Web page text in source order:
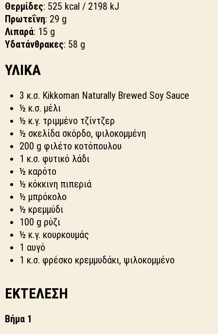
Θερμίδες: 525 kcal / 2198 kJ
Πρωτεΐνη: 29 g
Λιπαρά: 15 g
Υδατάνθρακες: 58 g
ΥΛΙΚΑ
3 κ.σ. Kikkoman Naturally Brewed Soy Sauce
½ κ.σ. μέλι
½ κ.γ. τριμμένο τζίντζερ
½ σκελίδα σκόρδο, ψιλοκομμένη
200 g φιλέτο κοτόπουλου
1 κ.σ. φυτικό λάδι
½ καρότο
½ κόκκινη πιπεριά
½ μπρόκολο
½ κρεμμύδι
100 g ρύζι
½ κ.γ. κουρκουμάς
1 αυγό
1 κ.σ. φρέσκο κρεμμυδάκι, ψιλοκομμένο
ΕΚΤΕΛΕΣΗ
Βήμα 1